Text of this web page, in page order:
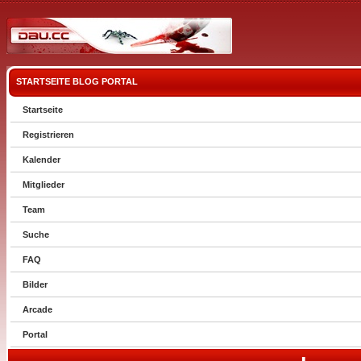
STARTSEITE BLOG PORTAL
Startseite
Registrieren
Kalender
Mitglieder
Team
Suche
FAQ
Bilder
Arcade
Portal